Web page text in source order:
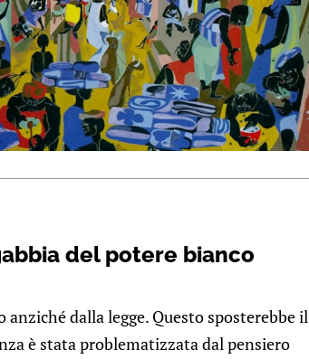
del potere bianco
anziché dalla legge. Questo sposterebbe il
è stata problematizzata dal pensiero